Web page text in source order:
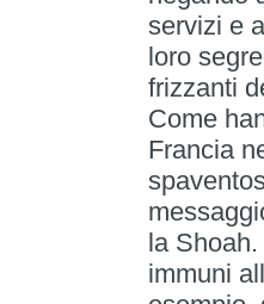
servizi e
loro
frizzanti
Come
Francia
la
immuni